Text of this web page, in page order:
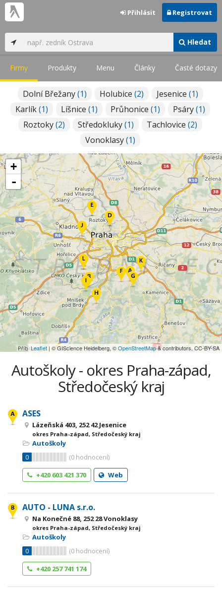
Hledat
Přihlásit Registrovat
Firmy Produkty Menu Články Časté dotazy
Dolní Břežany(1) Holubice (2) Jesenice (1)
Karlík(1) Líšnice (1) Průhonice (1) Psáry(1)
Roztoky(2) Středokluky(1) Tachlovice (2)
Vonoklasy(1)
+
-
Leaflet| © GIScience Heidelberg, ©OpenStreetMap& contributors, CC-BY-SA
Autoškoly - okres Praha-západ,
Středočeský kraj
ASES
Lázeňská 403, 252 42 Jesenice
okres Praha-západ, Středočeský kraj
Autoškoly
0
(0 hodnocení)
+420 603 421 370
Web
AUTO - LUNA s.r.o.
Na Konečné 88, 252 28 Vonoklasy
okres Praha-západ, Středočeský kraj
Autoškoly
0
(0 hodnocení)
+420 257 741 174